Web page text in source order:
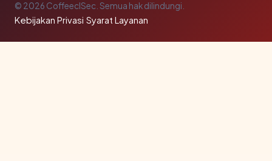
© 2026 CoffeeclSec. Semua hak dilindungi.
Kebijakan Privasi·Syarat Layanan